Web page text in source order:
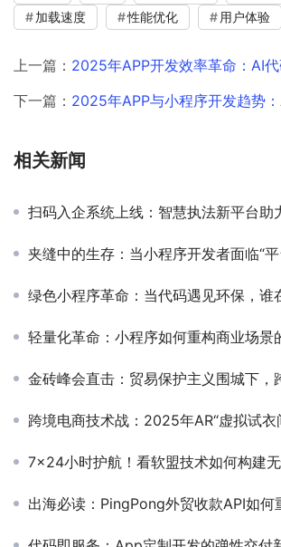
加载速度
性能优化 用户体验
上一篇： 2025年APP开发效率革命：AI代码生成工具实战指
下一篇： 2025年APP与小程序开发趋势：AI、5G与物
相关新闻
扫码入企系统上线：智慧执法新平台助
夹缝中的生存：当小程序开发者面临“
绿色小程序革命：当代码遇见环保，谁
轻量化革命：小程序如何重构商业场景
金砖峰会直击：贸易保护主义围城下，跨境电商
跨境电商技术战：2025年AR“虚拟试衣间”如
7×24小时护航！看软盟技术如何构建
出海必读：PingPong外贸收款API如何重构跨境